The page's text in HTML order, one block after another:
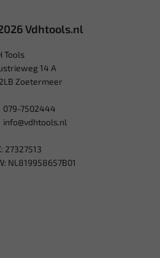
Vdhtools.nl
Tools
14 A
Zoetermeer
079-7502444
info@vdhtools.nl
27327513
NL819958657B01